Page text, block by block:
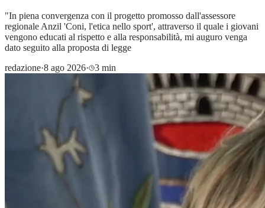
"In piena convergenza con il progetto promosso dall'assessore
regionale Anzil 'Coni, l'etica nello sport', attraverso il quale i giovani
vengono educati al rispetto e alla responsabilità, mi auguro venga
dato seguito alla proposta di legge
redazione·8 ago 2026· 3 min